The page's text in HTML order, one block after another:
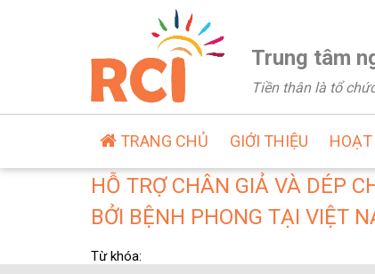
Trung tâm
Tiền thân là tổ
TRANG CHỦ GIỚI THIỆU
HỖ TRỢ CHÂN GIẢ VÀ DÉP
BỞI BỆNH PHONG TẠI VIỆT
Từ khóa: